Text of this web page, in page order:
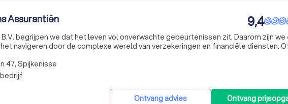
Assurantiën 9,4
B.V. begrijpen we dat het leven vol onverwachte gebeurtenissen zit. Daarom zijn we
navigeren door de complexe wereld van verzekeringen en financiële diensten.
Ontvang advies Ontvang
47, Spijkenisse